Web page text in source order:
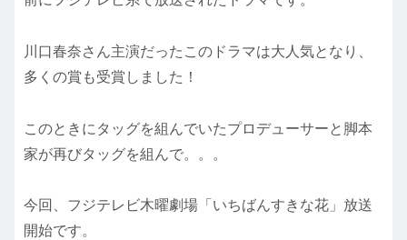
川口春奈さん主演だったこのドラマは大人気となり、
多くの賞も受賞しました！
このときにタッグを組んでいたプロデューサーと脚本
家が再びタッグを組んで。。。
今回、フジテレビ木曜劇場「いちばんすきな花」放送
開始です。